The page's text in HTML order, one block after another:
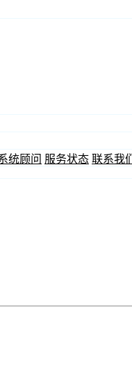
统顾问 服务状态 联系我们